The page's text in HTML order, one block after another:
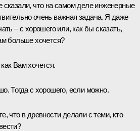
сказали, что на самом деле инженерные
очень важная задача. Я даже
– с хорошего или, как бы сказать,
больше хочется?
Вам хочется.
Тогда с хорошего, если можно.
что в древности делали с теми, кто